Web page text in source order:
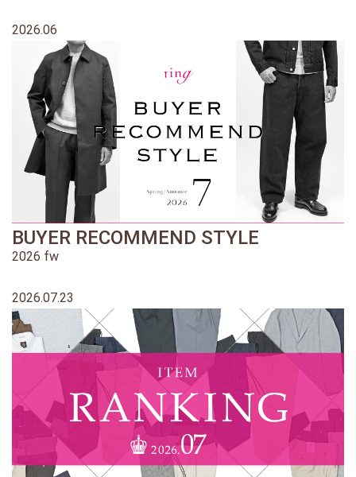
2026.06
BUYER RECOMMEND STYLE
2026 fw
2026.07.23